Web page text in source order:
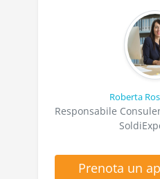
Roberta
Responsabile
Prenota un